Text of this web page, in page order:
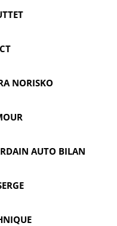
NORISKO
AUTO BILAN